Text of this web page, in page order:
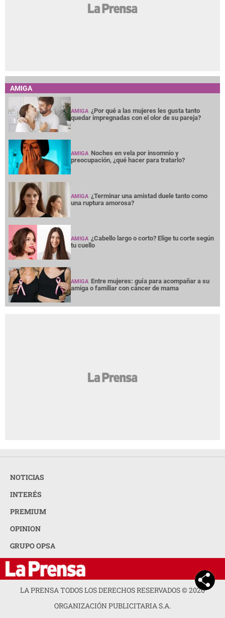
AMIGA
AMIGA ¿Por qué a las mujeres les gusta tanto
quedar impregnadas con el olor de su pareja?
AMIGA Noches en vela por insomnio y
preocupación, ¿qué hacer para tratarlo?
AMIGA ¿Terminar una amistad duele tanto como
una ruptura amorosa?
AMIGA ¿Cabello largo o corto? Elige tu corte según
tu cuello
AMIGA Entre mujeres: guía para acompañar a su
amiga o familiar con cáncer de mama
NOTICIAS
INTERÉS
PREMIUM
OPINION
GRUPO OPSA
LA PRENSA TODOS LOS DERECHOS RESERVADOS ©2026
ORGANIZACIÓN PUBLICITARIA S.A.